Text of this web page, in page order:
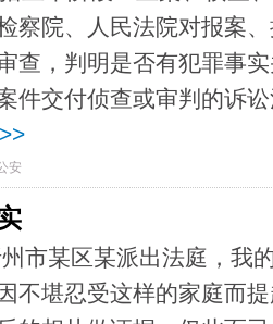
察院、人民法院对报案
查，判明是否有犯罪事
件交付侦查或审判的诉
安
市某区某派出法庭，我
不堪忍受这样的家庭而